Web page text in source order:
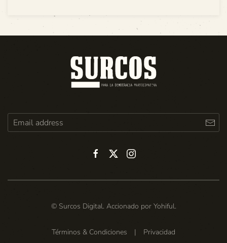
© Surcos Digital. Accionado por Yohiful.
Términos & Condiciones | Privacidad